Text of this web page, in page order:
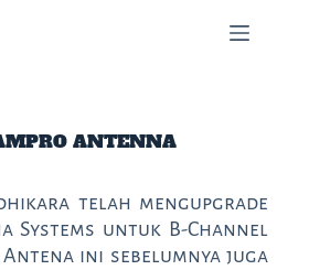
ANTENNA
telah mengupgrade
Systems untuk B-Channel
Antena ini sebelumnya juga